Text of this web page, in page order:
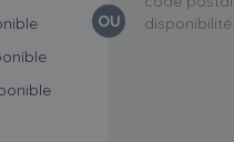
OU
disponibilité.